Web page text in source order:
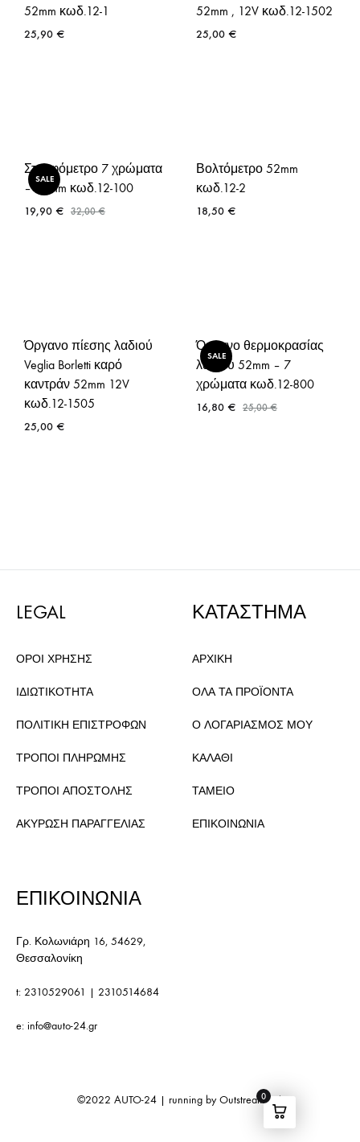
52mm κωδ.12-1
25,90 €
52mm , 12V κωδ.12-1502
25,00 €
SALE
Στροφόμετρο 7 χρώματα
– 52mm κωδ.12-100
19,90 € 32,00€
Βολτόμετρο 52mm
κωδ.12-2
18,50 €
Όργανο πίεσης λαδιού
Veglia Borletti καρό
καντράν 52mm 12V
κωδ.12-1505
25,00 €
SALE
Όργανο θερμοκρασίας
λαδιού 52mm – 7
χρώματα κωδ.12-800
16,80 € 25,00€
LEGAL
ΟΡΟΙ ΧΡΗΣΗΣ
ΙΔΙΩΤΙΚΟΤΗΤΑ
ΠΟΛΙΤΙΚΗ ΕΠΙΣΤΡΟΦΩΝ
ΤΡΟΠΟΙ ΠΛΗΡΩΜΗΣ
ΤΡΟΠΟΙ ΑΠΟΣΤΟΛΗΣ
ΑΚΥΡΩΣΗ ΠΑΡΑΓΓΕΛΙΑΣ
ΚΑΤΑΣΤΗΜΑ
ΑΡΧΙΚΗ
ΟΛΑ ΤΑ ΠΡΟΪΟΝΤΑ
Ο ΛΟΓΑΡΙΑΣΜΟΣ ΜΟΥ
ΚΑΛΑΘΙ
ΤΑΜΕΙΟ
ΕΠΙΚΟΙΝΩΝΙΑ
ΕΠΙΚΟΙΝΩΝΙΑ
Γρ. Κολωνιάρη 16, 54629,
Θεσσαλονίκη
t: 2310529061 | 2310514684
e: info@auto-24.gr
©2022 AUTO-24| running byOutstream S.A
0